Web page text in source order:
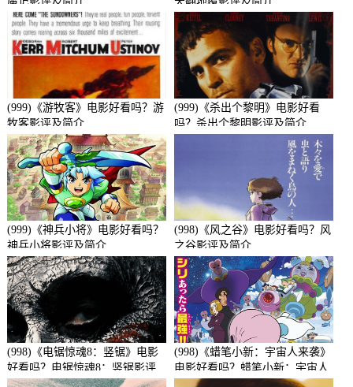
(999)《游牧客》电影好看吗？游
牧客影评及简介
(999)《杀出个黎明》电影好看
吗？杀出个黎明影评及简介
(999)《神兵小将》电影好看吗？
神兵小将影评及简介
(998)《风之谷》电影好看吗？风
之谷影评及简介
(998)《电锯惊魂8：竖锯》电影
好看吗？电锯惊魂8：竖锯影评
及简介
(998)《蜡笔小新：宇宙人来袭》
电影好看吗？蜡笔小新：宇宙人
来袭影评及简介